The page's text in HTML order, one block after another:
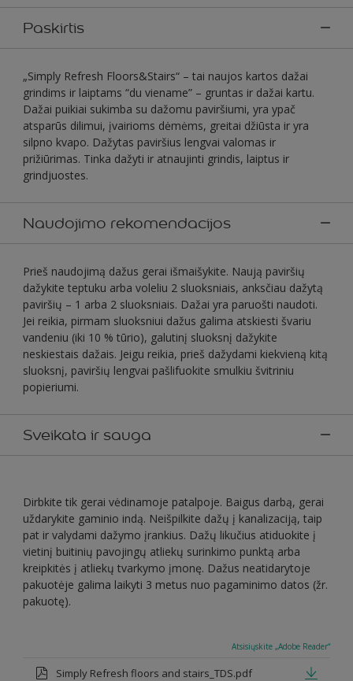
Paskirtis
„Simply Refresh Floors&Stairs“ – tai naujos kartos dažai
grindims ir laiptams “du viename” – gruntas ir dažai kartu.
Dažai puikiai sukimba su dažomu paviršiumi, yra ypač
atsparūs dilimui, įvairioms dėmėms, greitai džiūsta ir yra
silpno kvapo. Dažytas paviršius lengvai valomas ir
prižiūrimas. Tinka dažyti ir atnaujinti grindis, laiptus ir
grindjuostes.
Naudojimo rekomendacijos
Prieš naudojimą dažus gerai išmaišykite. Naują paviršių
dažykite teptuku arba voleliu 2 sluoksniais, anksčiau dažytą
paviršių – 1 arba 2 sluoksniais. Dažai yra paruošti naudoti.
Jei reikia, pirmam sluoksniui dažus galima atskiesti švariu
vandeniu (iki 10 % tūrio), galutinį sluoksnį dažykite
neskiestais dažais. Jeigu reikia, prieš dažydami kiekvieną kitą
sluoksnį, paviršių lengvai pašlifuokite smulkiu švitriniu
popieriumi.
Sveikata ir sauga
Dirbkite tik gerai vėdinamoje patalpoje. Baigus darbą, gerai
uždarykite gaminio indą. Neišpilkite dažų į kanalizaciją, taip
pat ir valydami dažymo įrankius. Dažų likučius atiduokite į
vietinį buitinių pavojingų atliekų surinkimo punktą arba
kreipkitės į atliekų tvarkymo įmonę. Dažus neatidarytoje
pakuotėje galima laikyti 3 metus nuo pagaminimo datos (žr.
pakuotę).
Atsisiųskite „Adobe Reader“
Simply Refresh floors and stairs_TDS.pdf